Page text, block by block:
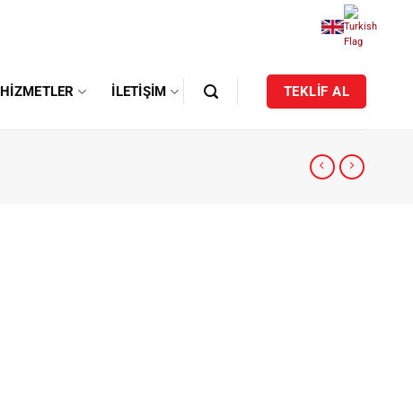
HIZMETLER İLETIŞIM TEKLİF AL